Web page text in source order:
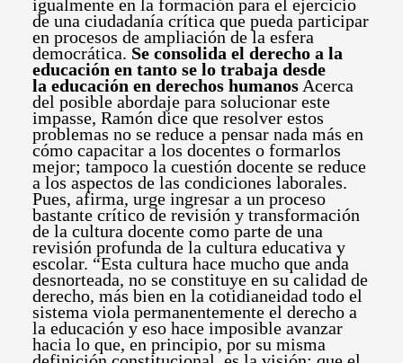
igualmente en la formación para el ejercicio
de una ciudadanía crítica que pueda participar
en procesos de ampliación de la esfera
democrática. Se consolida el derecho a la
educación en tanto se lo trabaja desde
la educación en derechos humanos Acerca
del posible abordaje para solucionar este
impasse, Ramón dice que resolver estos
problemas no se reduce a pensar nada más en
cómo capacitar a los docentes o formarlos
mejor; tampoco la cuestión docente se reduce
a los aspectos de las condiciones laborales.
Pues, afirma, urge ingresar a un proceso
bastante crítico de revisión y transformación
de la cultura docente como parte de una
revisión profunda de la cultura educativa y
escolar. “Esta cultura hace mucho que anda
desnorteada, no se constituye en su calidad de
derecho, más bien en la cotidianeidad todo el
sistema viola permanentemente el derecho a
la educación y eso hace imposible avanzar
hacia lo que, en principio, por su misma